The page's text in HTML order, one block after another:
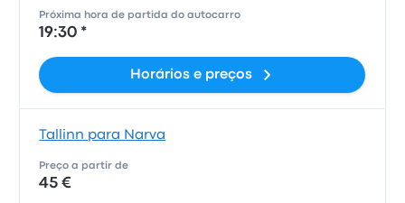
Próxima hora de partida do autocarro
19:30 *
Horários e preços
Tallinn para Narva
Preço a partir de
45 €